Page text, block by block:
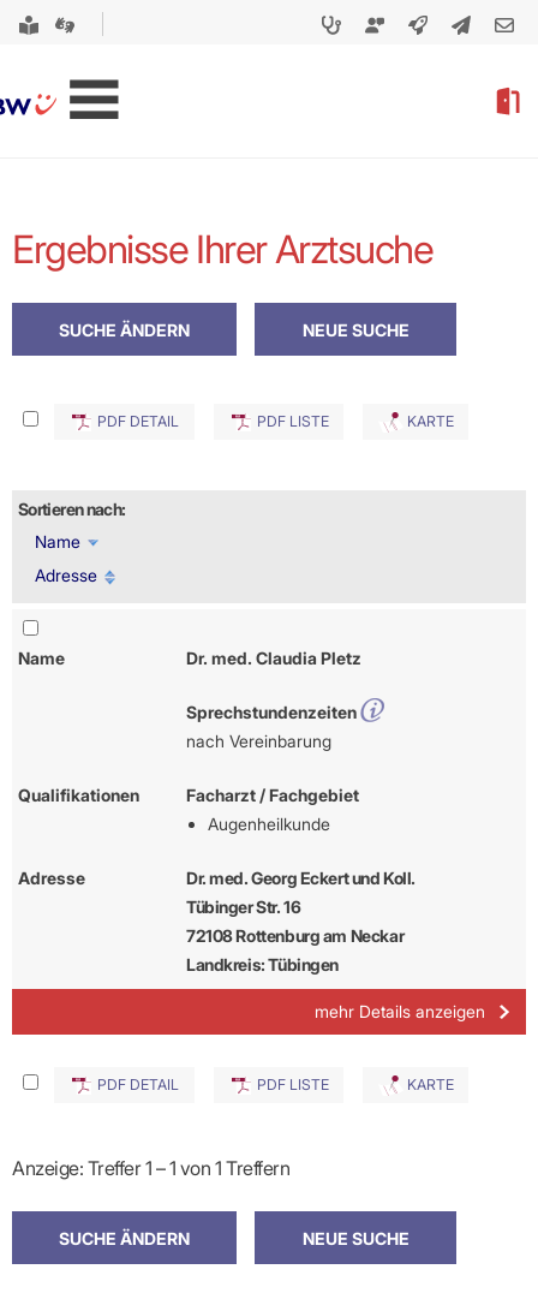
Ergebnisse Ihrer Arztsuche
PDF DETAIL PDF LISTE KARTE
Sortieren nach:
Name
Adresse
Name Dr. med. Claudia Pletz
Sprechstundenzeiten
nach Vereinbarung
Qualifikationen
Facharzt / Fachgebiet
Augenheilkunde
Adresse
Dr. med. Georg Eckert und Koll.
Tübinger Str. 16
72108 Rottenburg am Neckar
Landkreis: Tübingen
mehr Details anzeigen
PDF DETAIL PDF LISTE KARTE
Anzeige: Treffer 1 – 1 von 1 Treffern